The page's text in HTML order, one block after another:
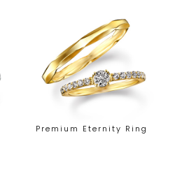
Premium Eternity Ring